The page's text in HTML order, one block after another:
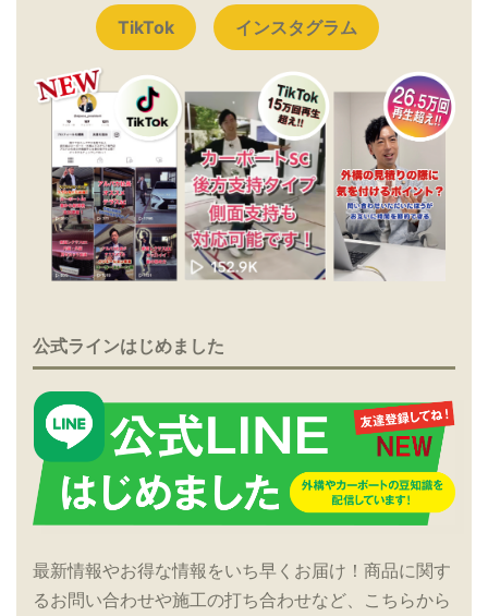
TikTok インスタグラム
公式ラインはじめました
最新情報やお得な情報をいち早くお届け！商品に関す
るお問い合わせや施工の打ち合わせなど、こちらから